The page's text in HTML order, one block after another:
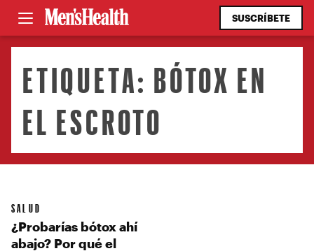
SUSCRÍBETE
ETIQUETA: BÓTOX EN
EL ESCROTO
SALUD
¿Probarías bótox ahí
abajo? Por qué el